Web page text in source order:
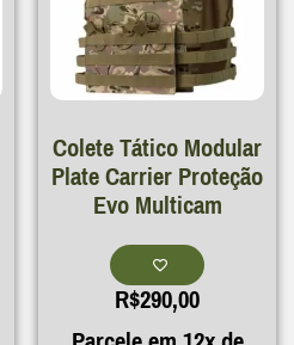
Colete Tático Modular
Plate Carrier Proteção
Evo Multicam
R$290,00